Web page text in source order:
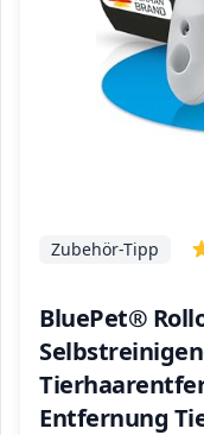
BluePet®
Entfernung
Zubehör-Tipp